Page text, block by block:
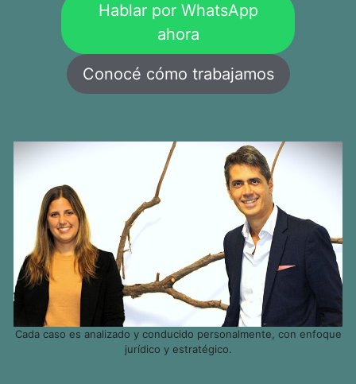
Hablar por WhatsApp
ahora
Conocé cómo trabajamos
Cada caso es analizado y conducido personalmente, con enfoque
jurídico y estratégico.